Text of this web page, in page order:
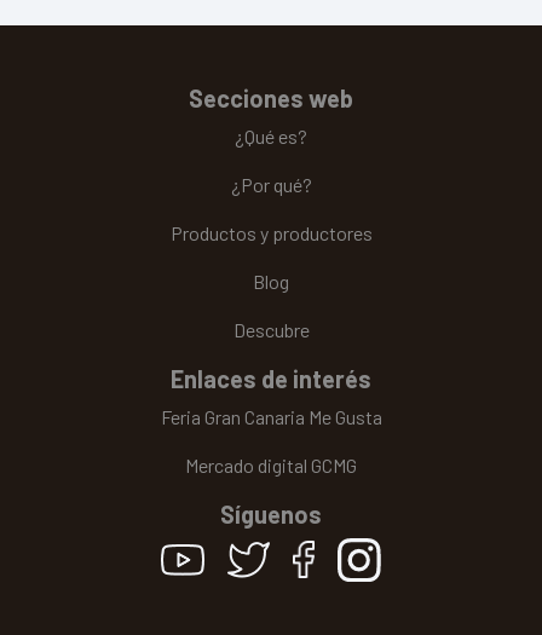
Secciones web
¿Qué es?
¿Por qué?
Productos y productores
Blog
Descubre
Enlaces de interés
Feria Gran Canaria Me Gusta
Mercado digital GCMG
Síguenos